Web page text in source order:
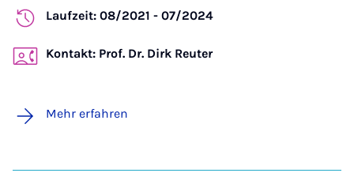
Laufzeit: 08/2021 - 07/2024
Kontakt: Prof. Dr. Dirk Reuter
Mehr erfahren